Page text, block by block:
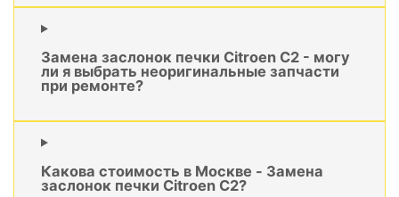
Замена заслонок печки Citroen C2 - могу
ли я выбрать неоригинальные запчасти
при ремонте?
Какова стоимость в Москве - Замена
заслонок печки Citroen C2?